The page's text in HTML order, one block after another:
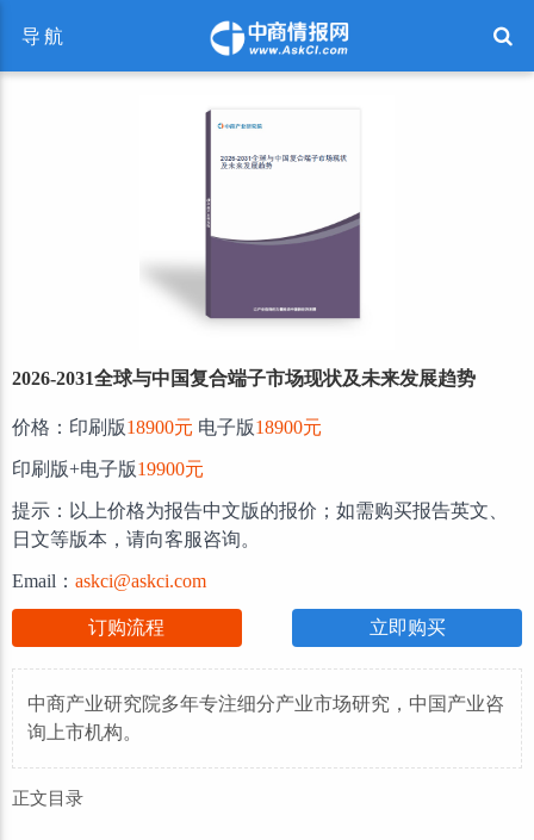
导航
2026-2031全球与中国复合端子市场现状及未来发展趋势
价格：印刷版18900元 电子版18900元
印刷版+电子版19900元
提示：以上价格为报告中文版的报价；如需购买报告英文、
日文等版本，请向客服咨询。
Email： askci@askci.com
订购流程 立即购买
中商产业研究院多年专注细分产业市场研究，中国产业咨
询上市机构。
正文目录